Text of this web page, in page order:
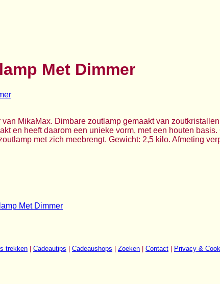
Met Dimmer
MikaMax. Dimbare zoutlamp gemaakt van
en heeft daarom een unieke vorm, met een houten
met zich meebrengt. Gewicht: 2,5 kilo. Afmeting
Met Dimmer
trekken Cadeautips Cadeaushops Zoeken Contact Privacy &